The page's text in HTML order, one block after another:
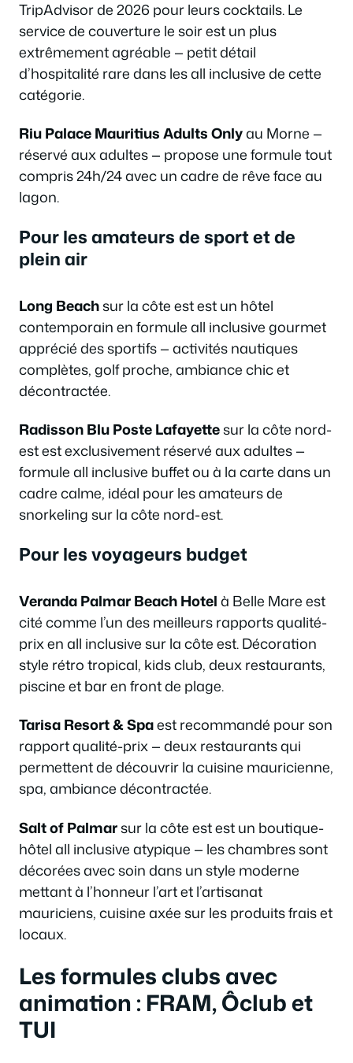
TripAdvisor de 2026 pour leurs cocktails. Le
service de couverture le soir est un plus
extrêmement agréable — petit détail
d’hospitalité rare dans les all inclusive de cette
catégorie.
Riu Palace Mauritius Adults Onlyau Morne —
réservé aux adultes — propose une formule tout
compris 24h/24 avec un cadre de rêve face au
lagon.
Pour les amateurs de sport et de
plein air
Long Beachsur la côte est est un hôtel
contemporain en formule all inclusive gourmet
apprécié des sportifs — activités nautiques
complètes, golf proche, ambiance chic et
décontractée.
Radisson Blu Poste Lafayettesur la côte nord-
est est exclusivement réservé aux adultes —
formule all inclusive buffet ou à la carte dans un
cadre calme, idéal pour les amateurs de
snorkeling sur la côte nord-est.
Pour les voyageurs budget
Veranda Palmar Beach Hotelà Belle Mare est
cité comme l’un des meilleurs rapports qualité-
prix en all inclusive sur la côte est. Décoration
style rétro tropical, kids club, deux restaurants,
piscine et bar en front de plage.
Tarisa Resort & Spaest recommandé pour son
rapport qualité-prix — deux restaurants qui
permettent de découvrir la cuisine mauricienne,
spa, ambiance décontractée.
Salt of Palmarsur la côte est est un boutique-
hôtel all inclusive atypique — les chambres sont
décorées avec soin dans un style moderne
mettant à l’honneur l’art et l’artisanat
mauriciens, cuisine axée sur les produits frais et
locaux.
Les formules clubs avec
animation : FRAM, Ôclub et
TUI